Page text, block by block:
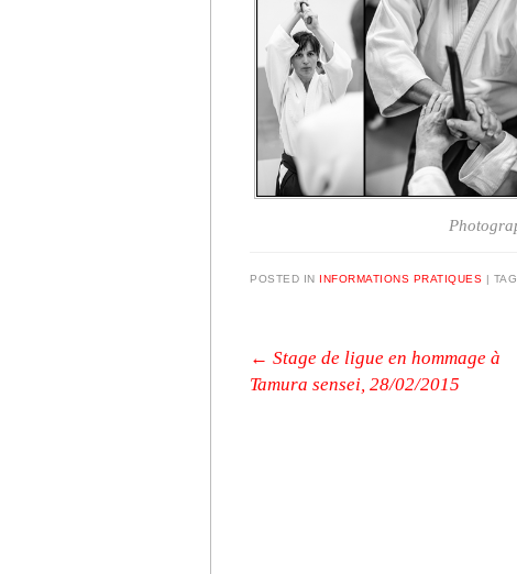
POSTED IN INFORMATIONS PRATIQUES |
Post navigation
← Stage de ligue en hommage à
Tamura sensei, 28/02/2015